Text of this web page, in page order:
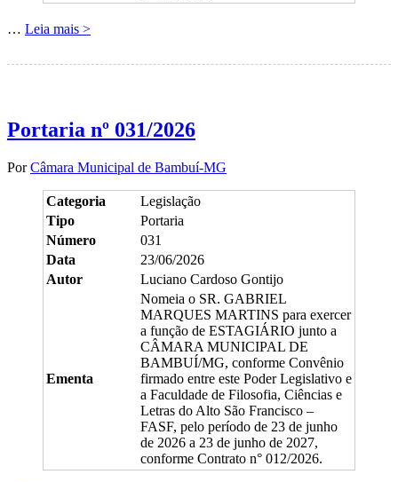
… Leia mais >
Portaria nº 031/2026
PorCâmara Municipal de Bambuí-MG
Categoria
Legislação
Tipo
Portaria
Número
031
Data
23/06/2026
Autor
Luciano Cardoso Gontijo
Ementa
Nomeia o SR. GABRIEL
MARQUES MARTINS para exercer
a função de ESTAGIÁRIO junto a
CÂMARA MUNICIPAL DE
BAMBUÍ/MG, conforme Convênio
firmado entre este Poder Legislativo e
a Faculdade de Filosofia, Ciências e
Letras do Alto São Francisco –
FASF, pelo período de 23 de junho
de 2026 a 23 de junho de 2027,
conforme Contrato n° 012/2026.